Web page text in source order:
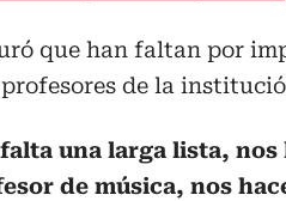
que han faltan por
de la
falta una larga lista,
de música, nos